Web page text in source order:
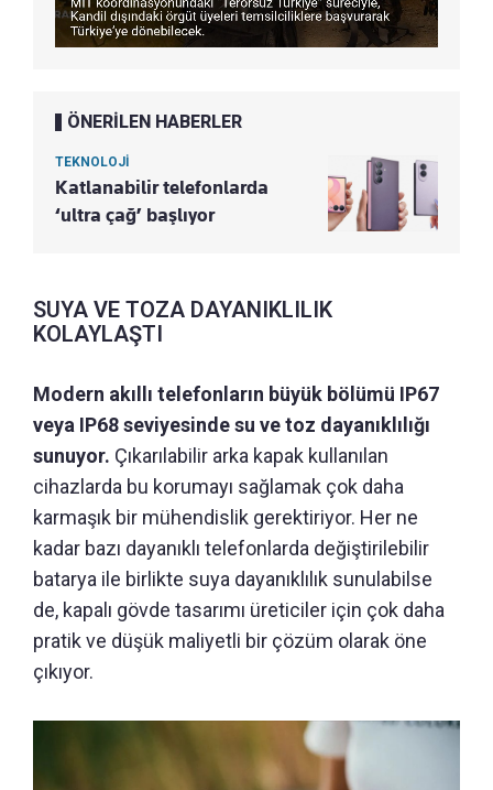
ÖNERİLEN HABERLER
TEKNOLOJİ
Katlanabilir telefonlarda
‘ultra çağ’ başlıyor
SUYA VE TOZA DAYANIKLILIK
KOLAYLAŞTI
Modern akıllı telefonların büyük bölümü IP67
veya IP68 seviyesinde su ve toz dayanıklılığı
sunuyor. Çıkarılabilir arka kapak kullanılan
cihazlarda bu korumayı sağlamak çok daha
karmaşık bir mühendislik gerektiriyor. Her ne
kadar bazı dayanıklı telefonlarda değiştirilebilir
batarya ile birlikte suya dayanıklılık sunulabilse
de, kapalı gövde tasarımı üreticiler için çok daha
pratik ve düşük maliyetli bir çözüm olarak öne
çıkıyor.